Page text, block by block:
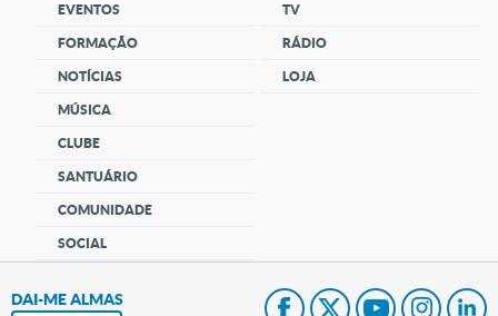
EVENTOS
FORMAÇÃO
NOTÍCIAS
MÚSICA
CLUBE
SANTUÁRIO
COMUNIDADE
SOCIAL
TV
RÁDIO
LOJA
DAI-ME ALMAS